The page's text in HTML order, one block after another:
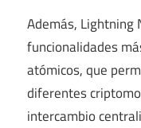
Además,
funcionalidades
atómicos, que
diferentes
intercambio